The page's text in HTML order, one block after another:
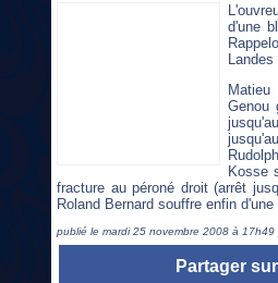
d'une
Matieu
Genou
Kosse
fracture au péroné droit (arrêt
Roland Bernard souffre enfin
publié le mardi 25 novembre 2008 à 17h49
Partager